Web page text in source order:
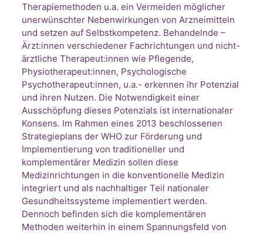
Therapiemethoden u.a. ein Vermeiden möglicher
unerwünschter Nebenwirkungen von Arzneimitteln
und setzen auf Selbstkompetenz. Behandelnde –
Ärzt:innen verschiedener Fachrichtungen und nicht-
ärztliche Therapeut:innen wie Pflegende,
Physiotherapeut:innen, Psychologische
Psychotherapeut:innen, u.a.- erkennen ihr Potenzial
und ihren Nutzen. Die Notwendigkeit einer
Ausschöpfung dieses Potenzials ist internationaler
Konsens. Im Rahmen eines 2013 beschlossenen
Strategieplans der WHO zur Förderung und
Implementierung von traditioneller und
komplementärer Medizin sollen diese
Medizinrichtungen in die konventionelle Medizin
integriert und als nachhaltiger Teil nationaler
Gesundheitssysteme implementiert werden.
Dennoch befinden sich die komplementären
Methoden weiterhin in einem Spannungsfeld von